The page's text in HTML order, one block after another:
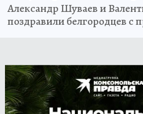
Александр Шуваев и
поздравили белгородцев с